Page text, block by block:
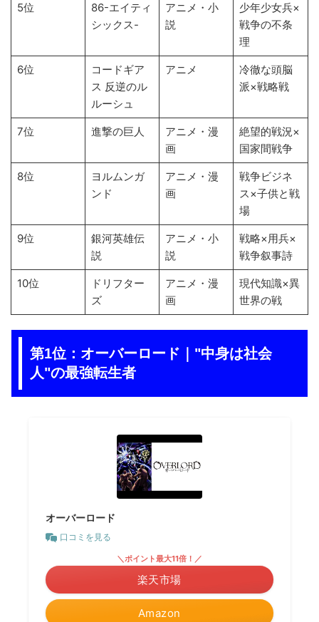
5位
86-エイティ
シックス-
アニメ・小
説
少年少女兵×
戦争の不条
理
6位
コードギア
ス 反逆のル
ルーシュ
アニメ
冷徹な頭脳
派×戦略戦
7位 進撃の巨人
アニメ・漫
画
絶望的戦況×
国家間戦争
8位
ヨルムンガ
ンド
アニメ・漫
画
戦争ビジネ
ス×子供と戦
場
9位
銀河英雄伝
説
アニメ・小
説
戦略×用兵×
戦争叙事詩
10位
ドリフター
ズ
アニメ・漫
画
現代知識×異
世界の戦
第1位：オーバーロード｜"中身は社会
人"の最強転生者
オーバーロード
口コミを見る
Amazon
＼ポイント最大11倍！／
楽天市場